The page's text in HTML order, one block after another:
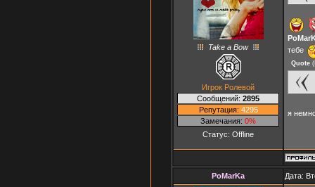
Take a Bow
Игрок Ролевой
Сообщений: 2895
Репутация: 4295
Замечания: 0%
Статус: Offline
тебе
Quote (
я
PoMarKa Дата: